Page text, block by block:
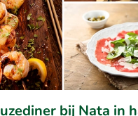
bij Nata in